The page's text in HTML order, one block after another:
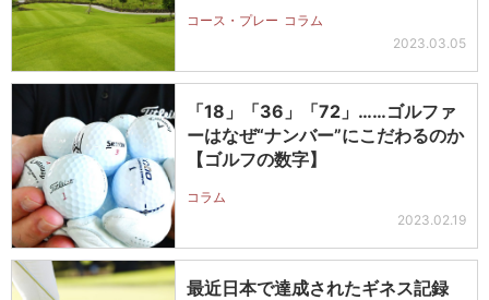
コース・プレー コラム
2023.03.05
「18」「36」「72」……ゴルファ
ーはなぜ“ナンバー”にこだわるのか
【ゴルフの数字】
コラム
2023.02.19
最近日本で達成されたギネス記録